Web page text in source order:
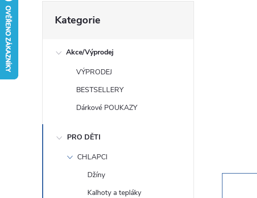
kategorie
Kategorie
Akce/Výprodej
VÝPRODEJ
BESTSELLERY
Dárkové POUKAZY
PRO DĚTI
CHLAPCI
Džíny
Kalhoty a tepláky